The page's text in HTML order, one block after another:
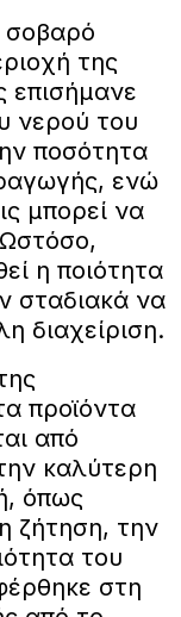
σοβαρό
της
επισήμανε
νερού του
ποσότητα
ενώ
μπορεί να
η ποιότητα
σταδιακά να
διαχείριση.
προϊόντα
από
καλύτερη
όπως
ζήτηση, την
του
στη